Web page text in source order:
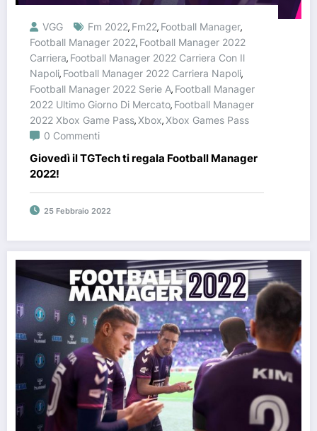
VGG Fm 2022, Fm22, Football Manager,
Football Manager 2022, Football Manager 2022
Carriera, Football Manager 2022 Carriera Con Il
Napoli, Football Manager 2022 Carriera Napoli,
Football Manager 2022 Serie A, Football Manager
2022 Ultimo Giorno Di Mercato, Football Manager
2022 Xbox Game Pass,Xbox,Xbox Games Pass
0 Commenti
Giovedì il TGTech ti regala Football Manager
2022!
25 Febbraio 2022